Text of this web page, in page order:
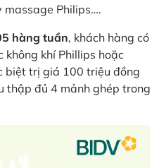
massage Philips….
hàng tuần, khách hàng có
khí Phillips hoặc
biệt trị giá 100 triệu đồng
thập đủ 4 mảnh ghép trong